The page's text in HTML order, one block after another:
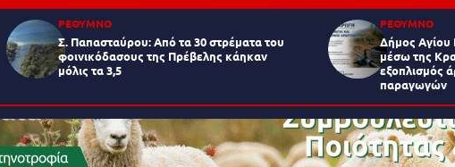
ΡΕΘΥΜΝΟ
Σ. Παπασταύρου: Από τα 30 στρέματα του
φοινικόδασους της Πρέβελης κάηκαν
μόλις τα 3,5
ΡΕΘΥΜΝΟ
Δήμος Αγίου
μέσω της
εξοπλισμός
παραγωγών